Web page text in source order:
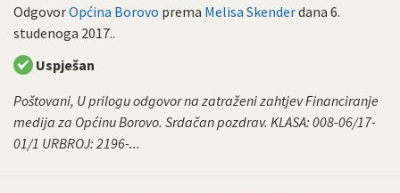
OdgovorOpćina Borovo prema Melisa Skenderdana 6.
studenoga 2017..
Uspješan
Poštovani, U prilogu odgovor na zatraženi zahtjev Financiranje
medija za Općinu Borovo. Srdačan pozdrav. KLASA: 008-06/17-
01/1 URBROJ: 2196-...